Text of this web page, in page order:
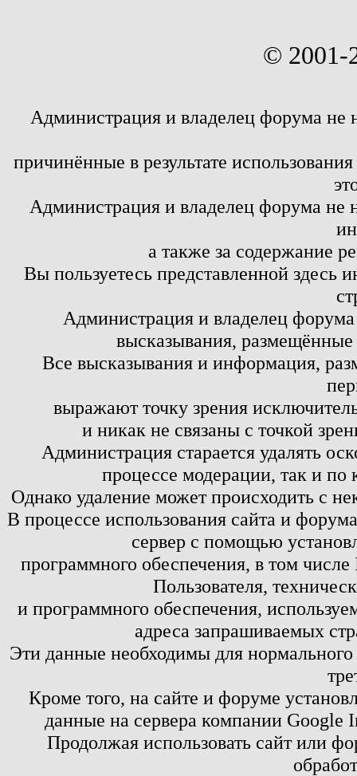
© 2001-
Администрация и владелец форума не
причинённые в результате
Администрация и владелец форума не
а также за содержание
Вы пользуетесь представленной здесь
Администрация и владелец
высказывания,
Все высказывания и информация,
выражают точку зрения
и никак не связаны с точкой
Администрация старается удалять
процессе модерации, так и по
Однако удаление может происходить с
В процессе использования сайта и
сервер с помощью
программного обеспечения, в том
Пользователя,
и программного обеспечения,
адреса запрашиваемых
Эти данные необходимы для
Кроме того, на сайте и форуме
данные на сервера компании
Продолжая использовать сайт или